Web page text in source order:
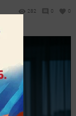
282 0 0